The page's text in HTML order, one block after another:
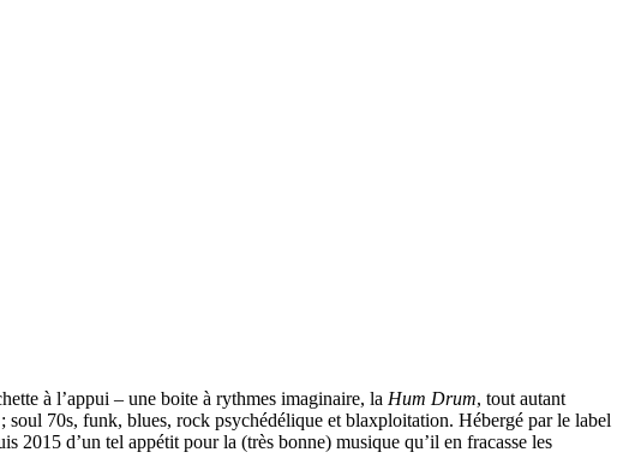
à l’appui – une boite à rythmes imaginaire, la Hum Drum, tout autant
soul 70s, funk, blues, rock psychédélique et blaxploitation. Hébergé par le label
2015 d’un tel appétit pour la (très bonne) musique qu’il en fracasse les